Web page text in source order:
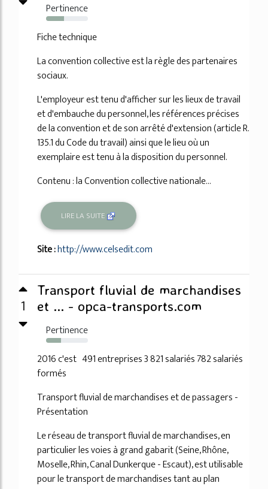
Pertinence
43%
Fiche technique
La convention collective est la règle des partenaires
sociaux.
L'employeur est tenu d'afficher sur les lieux de travail
et d'embauche du personnel, les références précises
de la convention et de son arrêté d'extension (article R.
135.1 du Code du travail) ainsi que le lieu où un
exemplaire est tenu à la disposition du personnel.
Contenu : la Convention collective nationale...
LIRE LA SUITE
Site :http://www.celsedit.com
1
Transport fluvial de marchandises
et ... - opca-transports.com
Pertinence
35%
2016 c'est 491 entreprises 3 821 salariés 782 salariés
formés
Transport fluvial de marchandises et de passagers -
Présentation
Le réseau de transport fluvial de marchandises, en
particulier les voies à grand gabarit (Seine, Rhône,
Moselle, Rhin, Canal Dunkerque - Escaut), est utilisable
pour le transport de marchandises tant au plan